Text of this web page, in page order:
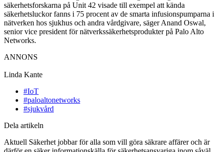
säkerhetsforskarna på Unit 42 visade till exempel att kända
säkerhetsluckor fanns i 75 procent av de smarta infusionspumparna i
nätverken hos sjukhus och andra vårdgivare, säger Anand Oswal,
senior vice president för nätverkssäkerhetsprodukter på Palo Alto
Networks.
ANNONS
Linda Kante
#IoT
#paloaltonetworks
#sjukvård
Dela artikeln
Aktuell Säkerhet jobbar för alla som vill göra säkrare affärer och är